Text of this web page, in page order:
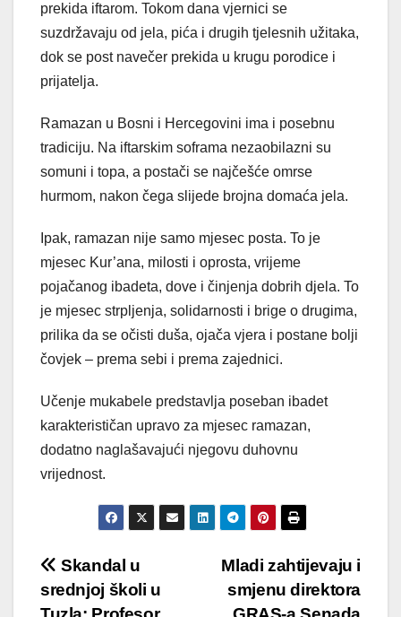
prekida iftarom. Tokom dana vjernici se
suzdržavaju od jela, pića i drugih tjelesnih užitaka,
dok se post navečer prekida u krugu porodice i
prijatelja.
Ramazan u Bosni i Hercegovini ima i posebnu
tradiciju. Na iftarskim soframa nezaobilazni su
somuni i topa, a postači se najčešće omrse
hurmom, nakon čega slijede brojna domaća jela.
Ipak, ramazan nije samo mjesec posta. To je
mjesec Kur’ana, milosti i oprosta, vrijeme
pojačanog ibadeta, dove i činjenja dobrih djela. To
je mjesec strpljenja, solidarnosti i brige o drugima,
prilika da se očisti duša, ojača vjera i postane bolji
čovjek – prema sebi i prema zajednici.
Učenje mukabele predstavlja poseban ibadet
karakterističan upravo za mjesec ramazan,
dodatno naglašavajući njegovu duhovnu
vrijednost.
Post
navigation
Mladi zahtijevaju i
smjenu direktora
Skandal u
srednjoj školi u